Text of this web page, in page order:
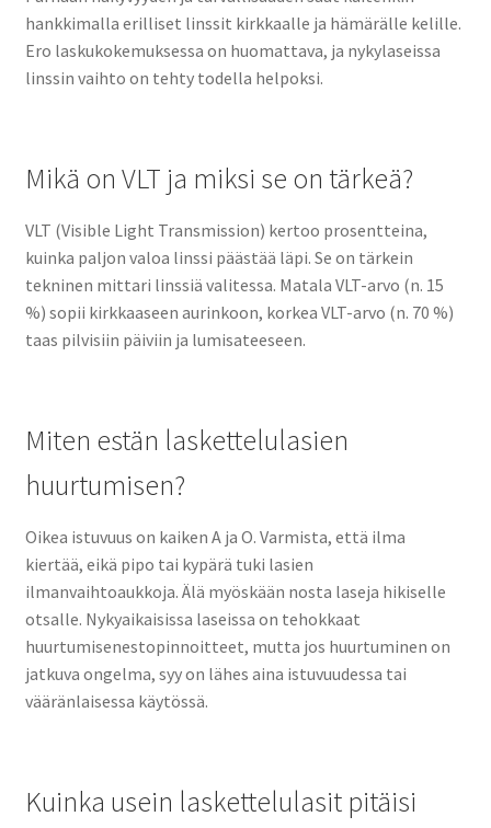
hankkimalla erilliset linssit kirkkaalle ja hämärälle kelille.
Ero laskukokemuksessa on huomattava, ja nykylaseissa
linssin vaihto on tehty todella helpoksi.
Mikä on VLT ja miksi se on tärkeä?
VLT (Visible Light Transmission) kertoo prosentteina,
kuinka paljon valoa linssi päästää läpi. Se on tärkein
tekninen mittari linssiä valitessa. Matala VLT-arvo (n. 15
%) sopii kirkkaaseen aurinkoon, korkea VLT-arvo (n. 70 %)
taas pilvisiin päiviin ja lumisateeseen.
Miten estän laskettelulasien
huurtumisen?
Oikea istuvuus on kaiken A ja O. Varmista, että ilma
kiertää, eikä pipo tai kypärä tuki lasien
ilmanvaihtoaukkoja. Älä myöskään nosta laseja hikiselle
otsalle. Nykyaikaisissa laseissa on tehokkaat
huurtumisenestopinnoitteet, mutta jos huurtuminen on
jatkuva ongelma, syy on lähes aina istuvuudessa tai
vääränlaisessa käytössä.
Kuinka usein laskettelulasit pitäisi